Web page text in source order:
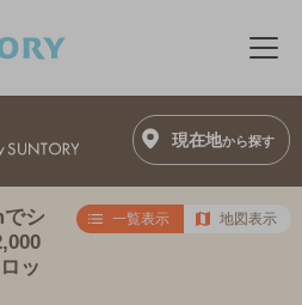
メ
現在地から探す
シ
ッ
一覧表示 地図表示